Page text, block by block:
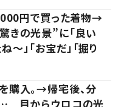
円で買った着物→
きの光景”に「良い
」「お宝だ」「掘り
購入。→帰宅後、分
目からウロコの光